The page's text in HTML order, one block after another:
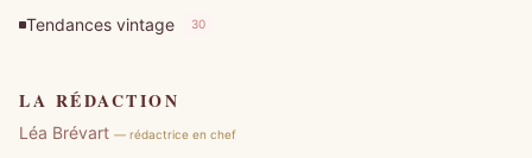
Tendances vintage 30
LA RÉDACTION
Léa Brévart — rédactrice en chef